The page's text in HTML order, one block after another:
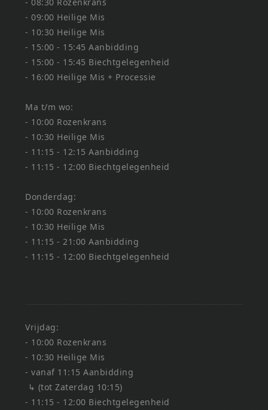
- 09:00 Heilige Mis
- 10:30 Heilige Mis
- 15:00 - 15:45 Aanbidding
- 15:00 - 15:45 Biechtgelegenheid
- 16:00 Heilige Mis + Processie
Ma t/m wo:
- 10:00 Rozenkrans
- 10:30 Heilige Mis
- 11:15 - 12:15 Aanbidding
- 11:15 - 12:00 Biechtgelegenheid
Donderdag:
- 10:00 Rozenkrans
- 10:30 Heilige Mis
- 11:15 - 21:00 Aanbidding
- 11:15 - 12:00 Biechtgelegenheid
Vrijdag:
- 10:00 Rozenkrans
- 10:30 Heilige Mis
- vanaf 11:15 Aanbidding
↳ (tot Zaterdag 10:15)
- 11:15 - 12:00 Biechtgelegenheid